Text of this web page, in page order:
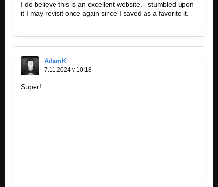
I do believe this is an excellent website. I stumbled upon
it I may revisit once again since I saved as a favorite it.
AdamK
7.11.2024 v 10:18
Super!